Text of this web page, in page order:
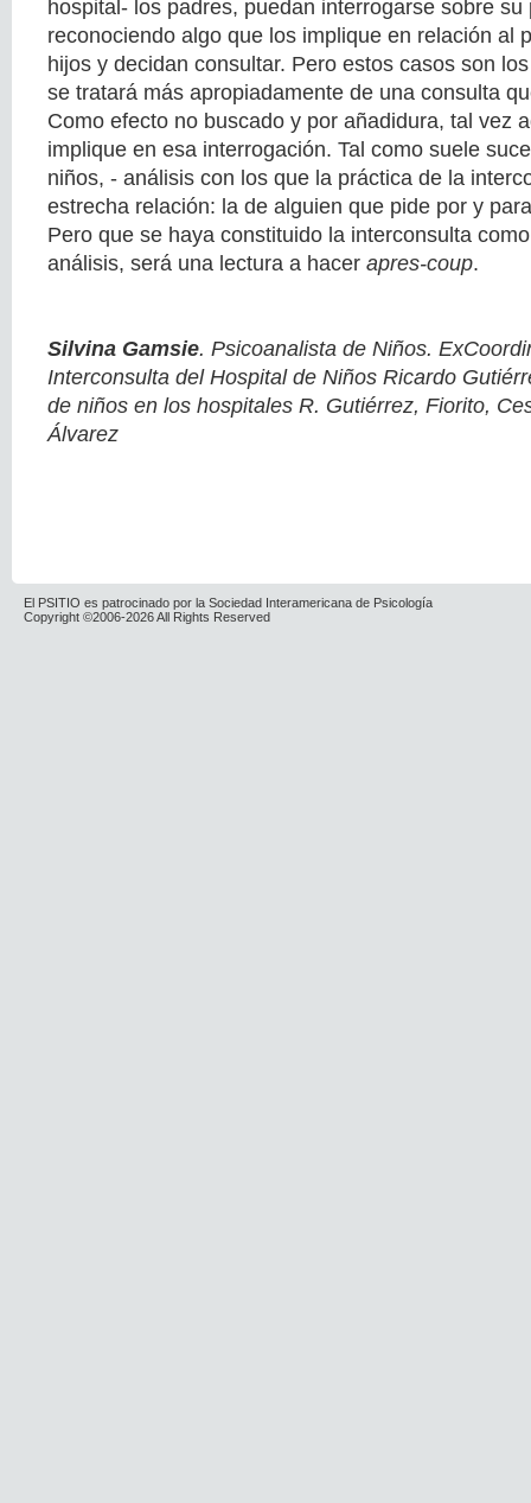
hospital- los padres, puedan interrogarse sobre su
reconociendo algo que los implique en relación al
hijos y decidan consultar. Pero estos casos son
se tratará más apropiadamente de una consulta
Como efecto no buscado y por añadidura, tal vez
implique en esa interrogación. Tal como suele
niños, - análisis con los que la práctica de la
estrecha relación: la de alguien que pide por y
Pero que se haya constituido la interconsulta
análisis, será una lectura a hacer apres-coup.
Silvina Gamsie. Psicoanalista de Niños.
Interconsulta del Hospital de Niños Ricardo
de niños en los hospitales R. Gutiérrez, Fiorito,
Álvarez
El PSITIO es patrocinado por la Sociedad Interamericana de Psicología
Copyright ©2006-2026 All Rights Reserved